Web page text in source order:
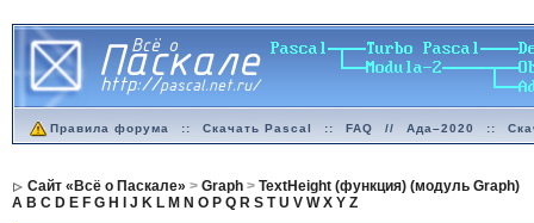
Правила форума :: Скачать Pascal :: FAQ // Ада–2020 ::
Сайт «Всё о Паскале» > Graph> TextHeight (функция) (модуль Graph)
A B C D E F G H J K L M N O P Q R S T U V W X Y Z